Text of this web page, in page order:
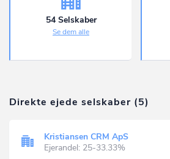
54 Selskaber
Se dem alle
Direkte ejede selskaber (5)
Kristiansen CRM ApS
Ejerandel: 25-33.33%